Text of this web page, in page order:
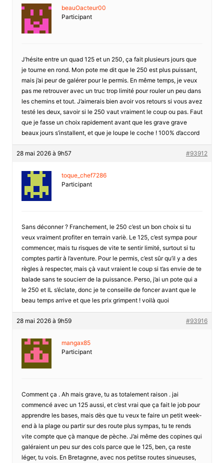
beauOacteur00
Participant
J’hésite entre un quad 125 et un 250, ça fait plusieurs jours que
je tourne en rond. Mon pote me dit que le 250 est plus puissant,
mais j’ai peur de galérer pour le permis. En même temps, je veux
pas me retrouver avec un truc trop limité pour rouler un peu dans
les chemins et tout. J’aimerais bien avoir vos retours si vous avez
testé les deux, savoir si le 250 vaut vraiment le coup ou pas. Faut
que je fasse un choix rapidement avant que les grave grave
beaux jours s’installent, et que je loupe le coche ! 100% d’accord
28 mai 2026 à 9h57 #93912
toque_chef7286
Participant
Sans déconner ? Franchement, le 250 c’est un bon choix si tu
veux vraiment profiter en terrain variè. Le 125, c’est sympa pour
commencer, mais tu risques de vite te sentir limité, surtout si tu
comptes partir à l’aventure. Pour le permis, c’est sûr qu’il y a des
règles à respecter, mais çà vaut vraient le coup si t’as envie de te
balade sans te soucierr de la puissance. Perso, j’ai un pote qui a
le 250 et IL s’éclate, donc je te conseille de foncer avant que le
beau temps arrive et que les prix grimpent ! voilà quoi
28 mai 2026 à 9h59 #93916
mangax85
Participant
Comment ça . Ah mais grave, tu as totalement raison . jai
commencé avec un 125 aussi, et c’est vrai que ça fait le job pour
apprendre les bases, mais dès que tu veux te faire un petit week-
end à la plage ou partir sur des route plus sympas, tu te rends
vite compte que çà manque de pèche. J’ai même des copines qui
galéraient un peu sur des cols parce que le 125, ben, ça reste
léger, tu vois. En Bretagnne, avec nos petitse routes sinueuses,